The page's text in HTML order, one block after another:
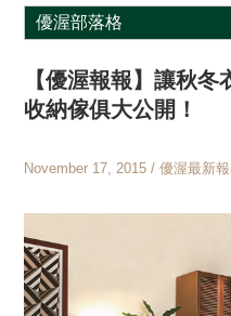
【優渥報報】讓秋
收納傢俱大公開！
November 17, 2015 / 優渥最新